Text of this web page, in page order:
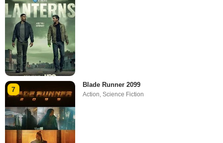
7
Blade Runner 2099
Action,Science Fiction